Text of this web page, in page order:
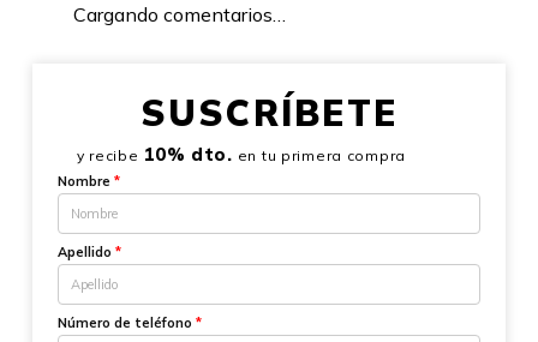
Cargando comentarios…
SUSCRÍBETE
y recibe 10% dto. en tu primera compra
Nombre *
Apellido *
Número de teléfono *